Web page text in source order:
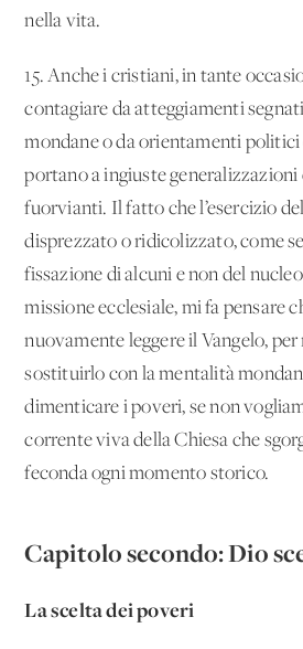
nella vita.
15. Anche i cristiani, in tante
contagiare da atteggiamenti
mondane o da orientamenti politici
portano a ingiuste generalizzazioni
fuorvianti. Il fatto che l’esercizio
disprezzato o ridicolizzato, come
fissazione di alcuni e non del
missione ecclesiale, mi fa pensare
nuovamente leggere il Vangelo,
sostituirlo con la mentalità
dimenticare i poveri, se non
corrente viva della Chiesa che
feconda ogni momento storico.
Capitolo secondo: Dio
La scelta dei poveri